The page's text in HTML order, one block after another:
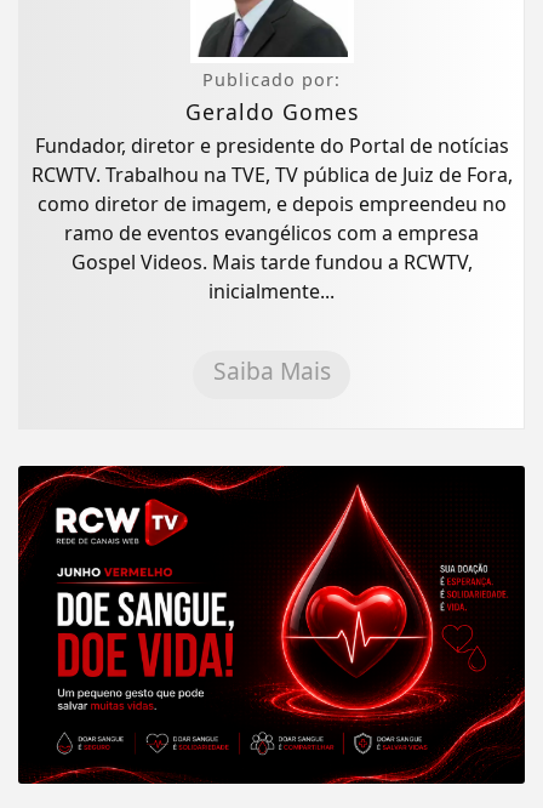
Publicado por:
Geraldo Gomes
Fundador, diretor e presidente do Portal de notícias
RCWTV. Trabalhou na TVE, TV pública de Juiz de Fora,
como diretor de imagem, e depois empreendeu no
ramo de eventos evangélicos com a empresa
Gospel Videos. Mais tarde fundou a RCWTV,
inicialmente...
Saiba Mais